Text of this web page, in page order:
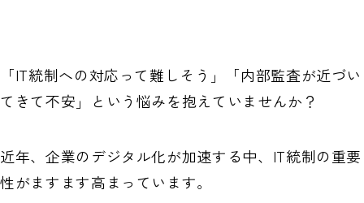
メンバー紹介
提携先
採用情報
経理OS
自社プロダクト
お知らせ
ニュース
セミナー
「IT統制への対応って難しそう」「内部監査が近づい
てきて不安」という悩みを抱えていませんか？
近年、企業のデジタル化が加速する中、IT統制の重要
性がますます高まっています。